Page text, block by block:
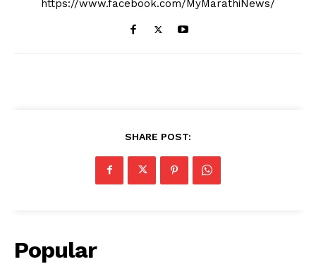
https://www.facebook.com/MyMarathiNews/
SHARE POST:
Popular